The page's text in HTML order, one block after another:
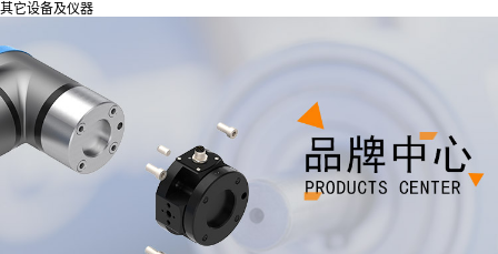
其它设备及仪器